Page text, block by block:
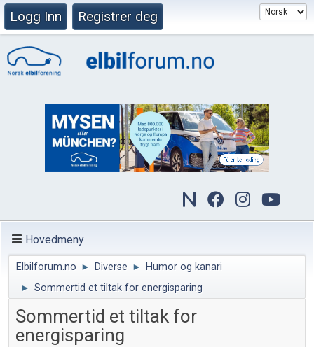
Logg Inn Registrer deg
Hovedmeny
Elbilforum.no ► Diverse ►
Humor og kanari
► Sommertid et tiltak for energisparing
Sommertid et tiltak for
energisparing